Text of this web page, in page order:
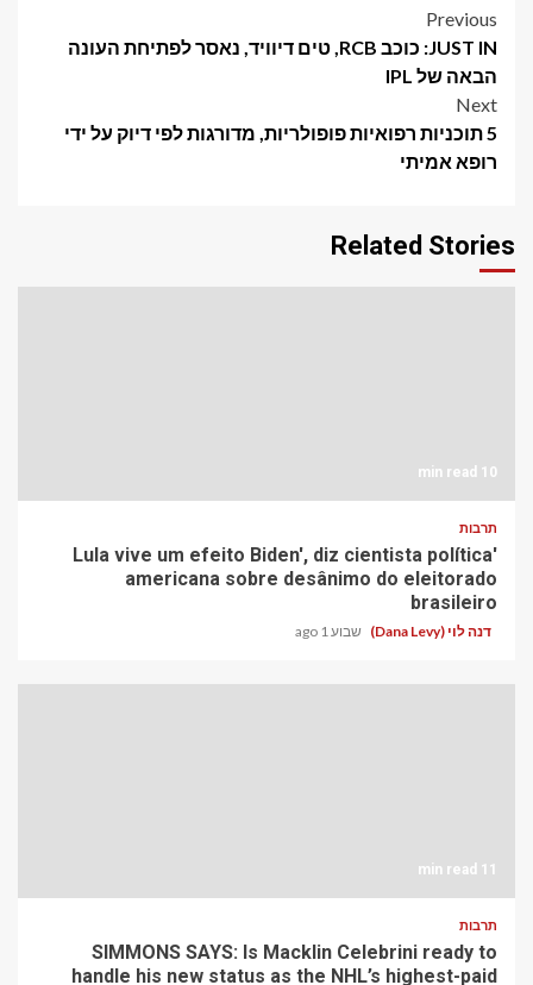
Post
navigation
Previous
JUST IN: כוכב RCB, טים דיוויד, נאסר לפתיחת העונה
הבאה של IPL
Next
5 תוכניות רפואיות פופולריות, מדורגות לפי דיוק על ידי
רופא אמיתי
Related Stories
10 min read
תרבות
'Lula vive um efeito Biden', diz cientista política
americana sobre desânimo do eleitorado
brasileiro
דנה לוי (Dana Levy) שבוע 1 ago
11 min read
תרבות
SIMMONS SAYS: Is Macklin Celebrini ready to
handle his new status as the NHL’s highest-paid